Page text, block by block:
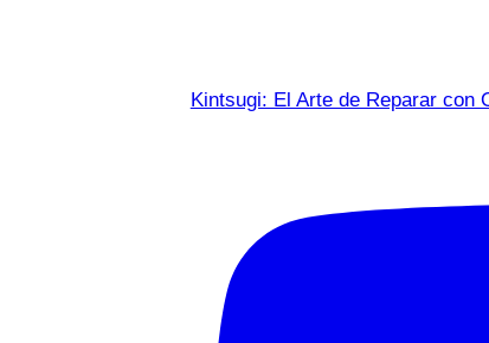
Kintsugi: El Arte de Reparar con